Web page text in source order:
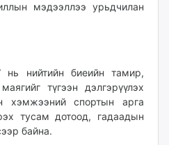
мэдээллээ урьдчилан
нь нийтийн биеийн тамир,
түгээн дэлгэрүүлэх
хэмжээний спортын арга
тусам дотоод, гадаадын
байна.